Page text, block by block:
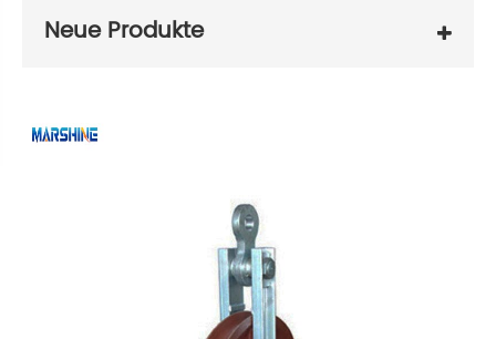
Neue Produkte